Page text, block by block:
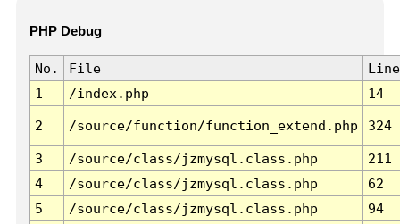
PHP Debug
No. File
Line
1
/index.php 14
2 /source/function/function_extend.php 324
3 /source/class/jzmysql.class.php
211
4
/source/class/jzmysql.class.php
62
5
/source/class/jzmysql.class.php
94